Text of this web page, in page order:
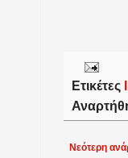
Ετικέτες
Νεότερη